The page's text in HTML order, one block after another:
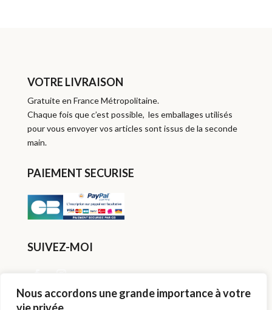
Nous accordons une grande importance à votre
VOTRE LIVRAISON
Gratuite en France Métropolitaine.
Chaque fois que c’est possible, les emballages utilisés
pour vous envoyer vos articles sont issus de la seconde
main.
PAIEMENT SECURISE
SUIVEZ-MOI